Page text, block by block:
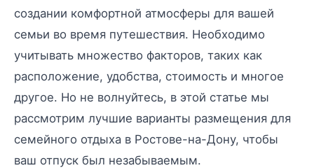
создании комфортной атмосферы для вашей
семьи во время путешествия. Необходимо
учитывать множество факторов, таких как
расположение, удобства, стоимость и многое
другое. Но не волнуйтесь, в этой статье мы
рассмотрим лучшие варианты размещения для
семейного отдыха в Ростове-на-Дону, чтобы
ваш отпуск был незабываемым.